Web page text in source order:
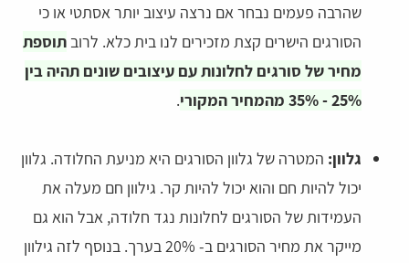
שהרבה פעמים נבחר אם נרצה עיצוב יותר אסתטי או כי
הסורגים הישרים קצת מזכירים לנו בית כלא. לרוב תוספת
מחיר של סורגים לחלונות עם עיצובים שונים תהיה בין
25% - 35% מהמחיר המקורי
.
גלוון: המטרה של גלוון הסורגים היא מניעת החלודה. גלוון
יכול להיות חם והוא יכול להיות קר. גילוון חם מעלה את
העמידות של הסורגים לחלונות נגד חלודה, אבל הוא גם
מייקר את מחיר הסורגים ב- 20% בערך. בנוסף לזה גילוון